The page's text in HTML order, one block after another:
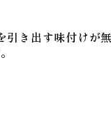
き出す味付けが